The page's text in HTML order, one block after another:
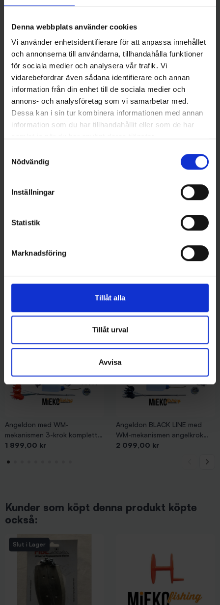
Denna webbplats använder cookies
Vi använder enhetsidentifierare för att anpassa innehållet
och annonserna till användarna, tillhandahålla funktioner
för sociala medier och analysera vår trafik. Vi
vidarebefordrar även sådana identifierare och annan
information från din enhet till de sociala medier och
annons- och analysföretag som vi samarbetar med.
Dessa kan i sin tur kombinera informationen med annan
information som du har tillhandahållit eller som de har
Nödvändig
Inställningar
Statistik
Marknadsföring
Tillåt alla
Tillåt urval
Avvisa
Andra gillade även
Ollonskott till WM-mekanismen
215 kr
mekanismen, angelkrok
11 andra produkter i samma kategori:
Angeldon med WM-
mekanismen 3-krok komplett
sats 10-pack
Pris
1 899,00 kr
Angeldon BLACK LINE med
WM-mekanismen angelkrok
komplett sats 10-pack
Pris
2 099,00 kr
Kunder som köpt denna produkt köpte
också:
Slut i Lager